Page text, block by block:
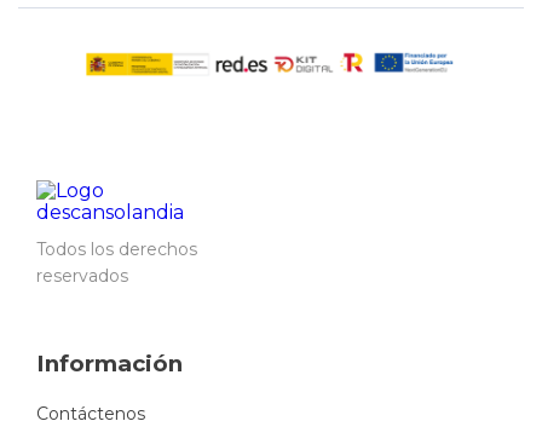
Todos los derechos
reservados
Información
Contáctenos